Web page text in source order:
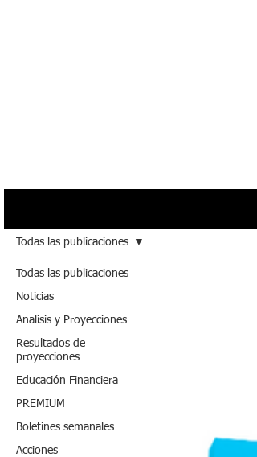
Todas las publicaciones
Noticias
Analisis y Proyecciones
Resultados de
proyecciones
Educación Financiera
PREMIUM
Boletines semanales
Acciones
Todas las publicaciones